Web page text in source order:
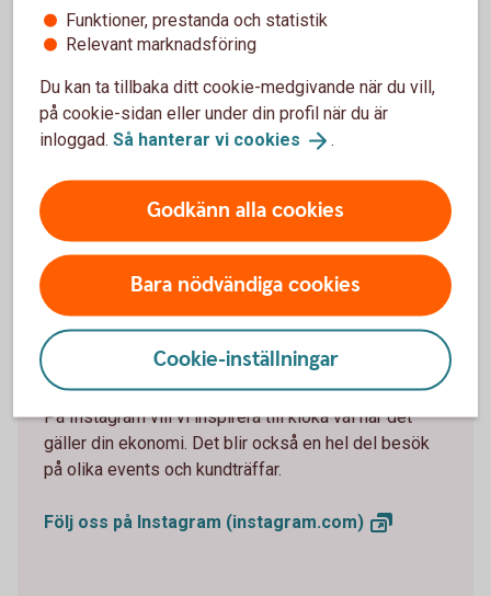
Följ oss på sociala medier
Facebook
På Facebook delar vi med oss av tips och idéer som
underlättar i din vardag. Här får du också hänga med
på händelser på och utanför banken.
Följ oss på Facebook(facebook.com)
Instagram
På Instagram vill vi inspirera till kloka val när det
gäller din ekonomi. Det blir också en hel del besök
på olika events och kundträffar.
Följ oss på Instagram (instagram.com)
Funktioner, prestanda och statistik
Relevant marknadsföring
Du kan ta tillbaka ditt cookie-medgivande när du vill,
på cookie-sidan eller under din profil när du är
inloggad. Så hanterar vi cookies .
Godkänn alla cookies
Bara nödvändiga cookies
Cookie-inställningar